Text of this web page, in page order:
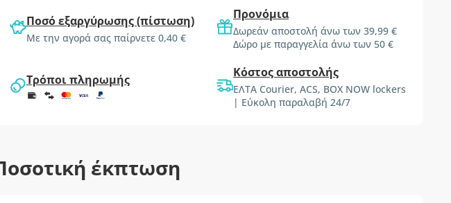
Ποσό εξαργύρωσης (πίστωση)
Με την αγορά σας παίρνετε 0,40 €
Προνόμια
Δωρεάν αποστολή άνω των 39,99 €
Δώρο με παραγγελία άνω των 50 €
Τρόποι πληρωμής Κόστος αποστολής
ΕΛΤΑ Courier, ACS, BOX NOW lockers
| Εύκολη παραλαβή 24/7
έκπτωση